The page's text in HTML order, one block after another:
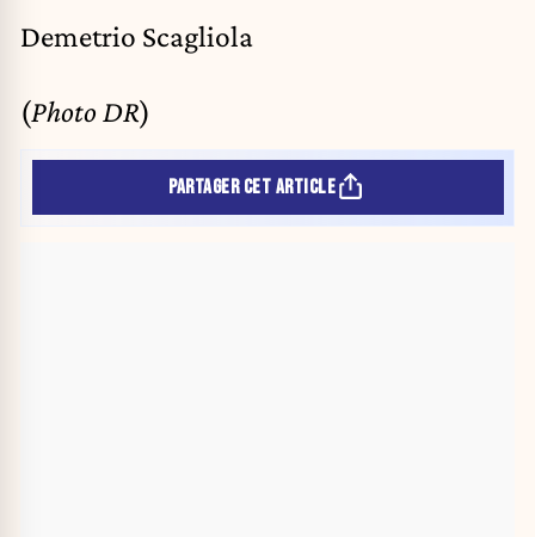
Demetrio Scagliola
(Photo DR)
PARTAGER CET ARTICLE